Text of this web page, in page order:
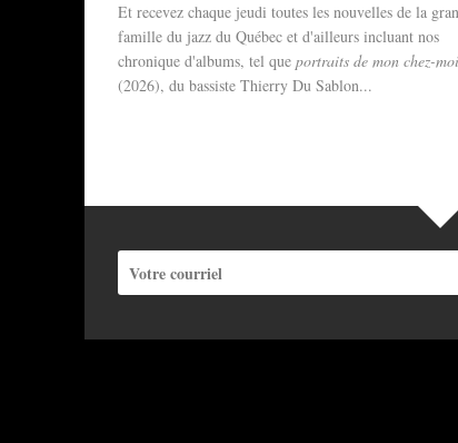
Et recevez chaque jeudi toutes les nouvelles de la
famille du jazz du Québec et d'ailleurs incluant nos
chronique d'albums, tel que portraits de mon chez-moi
(2026), du bassiste Thierry Du Sablon...